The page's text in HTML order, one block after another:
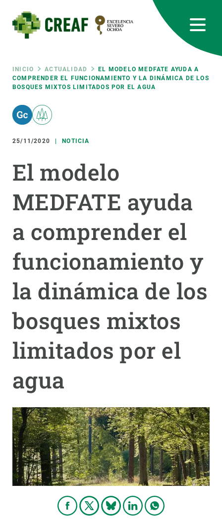
contenido
principal
Ruta
de
navegación
INICIO ACTUALIDAD
EL MODELO MEDFATE AYUDA A
COMPRENDER EL FUNCIONAMIENTO Y LA DINÁMICA DE LOS
BOSQUES MIXTOS LIMITADOS POR EL AGUA
25/11/2020 NOTICIA
El modelo
MEDFATE ayuda
a comprender el
funcionamiento y
la dinámica de los
bosques mixtos
limitados por el
agua
RRSS
Featured
responsive
Responsive
menu
INVESTIGACIÓN
CIENCIA EN ACCIÓN
NOTICIAS Y AGENDA